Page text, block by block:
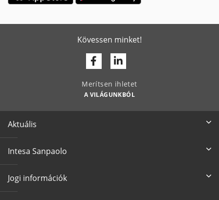
Kövessen minket!
FacebookLinkedin
Merítsen ihletet
A VILÁGUNKBÓL
Aktuális
Intesa Sanpaolo
Jogi információk